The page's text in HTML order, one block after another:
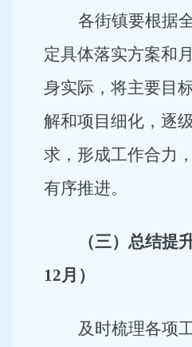
各街镇要根据
定具体落实方案和
身实际，将主要目
解和项目细化，逐
求，形成工作合力
有序推进。
（三）总结提
12月）
及时梳理各项